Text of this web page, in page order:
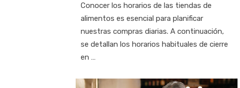
Conocer los horarios de las tiendas de
alimentos es esencial para planificar
nuestras compras diarias. A continuación,
se detallan los horarios habituales de cierre
en …